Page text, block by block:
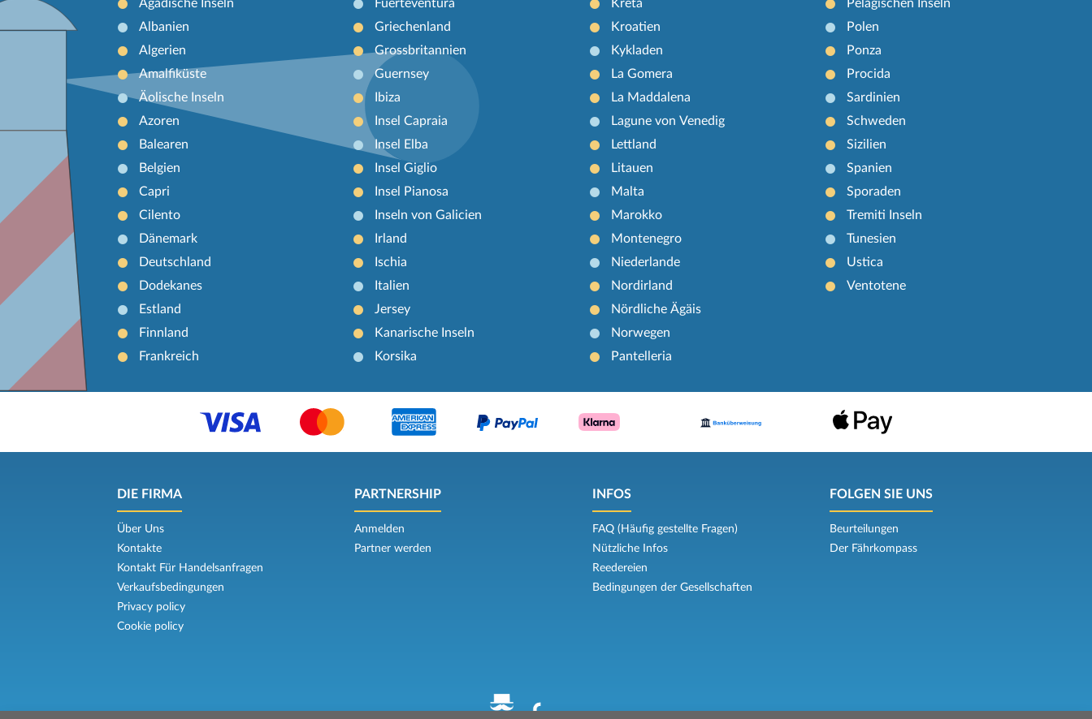
Ägadische Inseln
Albanien
Algerien
Amalfiküste
Äolische Inseln
Azoren
Balearen
Belgien
Capri
Cilento
Dänemark
Deutschland
Dodekanes
Estland
Finnland
Frankreich
Fuerteventura
Griechenland
Grossbritannien
Guernsey
Ibiza
Insel Capraia
Insel Elba
Insel Giglio
Insel Pianosa
Inseln von Galicien
Irland
Ischia
Italien
Jersey
Kanarische Inseln
Korsika
Kreta
Kroatien
Kykladen
La Gomera
La Maddalena
Lagune von Venedig
Lettland
Litauen
Malta
Marokko
Montenegro
Niederlande
Nordirland
Nördliche Ägäis
Norwegen
Pantelleria
Pelagischen Inseln
Polen
Ponza
Procida
Sardinien
Schweden
Sizilien
Spanien
Sporaden
Tremiti Inseln
Tunesien
Ustica
Ventotene
DIE FIRMA
Über Uns
Kontakte
Kontakt Für Handelsanfragen
Verkaufsbedingungen
Privacy policy
Cookie policy
PARTNERSHIP
Anmelden
Partner werden
INFOS
FAQ (Häufig gestellte Fragen)
Nützliche Infos
Reedereien
Bedingungen der Gesellschaften
FOLGEN SIE UNS
Beurteilungen
Der Fährkompass